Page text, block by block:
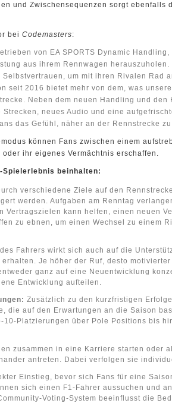
und Zwischensequenzen sorgt ebenfalls
bei Codemasters:
von EA SPORTS Dynamic
aus ihrem Rennwagen herauszuholen.
um mit ihren Rivalen Rad
seit 2016 bietet mehr von dem, was
Neben dem neuen Handling und den
neues Audio und eine
das Gefühl, näher an der Rennstrecke zu
können Fans zwischen einem
ihr eigenes Vermächtnis erschaffen.
Spielerlebnis beinhalten:
verschiedene Ziele auf den
werden. Aufgaben am Renntag
Vertragszielen kann helfen, einen neuen
zu ebnen, um einen Wechsel zu einem
Fahrers wirkt sich auch auf die
Je höher der Ruf, desto
ganz auf eine Neuentwicklung
Entwicklung aufteilen.
Zusätzlich zu den kurzfristigen
die auf den Erwartungen an die Saison
10-Platzierungen über Pole Positions bis
zusammen in eine Karriere starten oder
antreten. Dabei verfolgen sie
Einstieg, bevor sich Fans für eine
sich einen F1-Fahrer aussuchen und
Voting-System beeinflusst die